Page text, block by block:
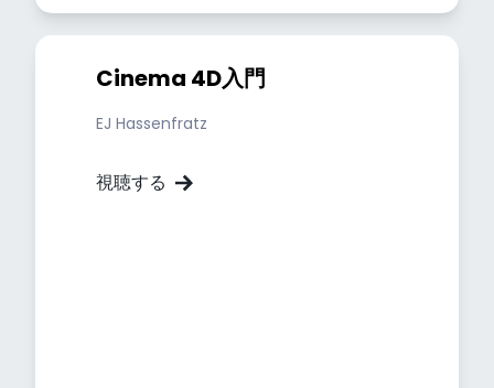
Cinema 4D入門
EJ Hassenfratz
視聴する